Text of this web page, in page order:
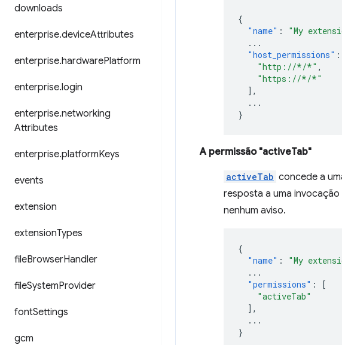
downloads
enterprise.deviceAttributes
enterprise.hardwarePlatform
enterprise.login
enterprise.networking
Attributes
enterprise.platformKeys
events
extension
extensionTypes
fileBrowserHandler
fileSystemProvider
fontSettings
gcm
{
"name" : "My
...
"host_permissions" :
"http://*/*" ,
"https://*/*"
],
...
}
A permissão "activeTab"
activeTab concede a
resposta a uma
nenhum aviso.
{
"name" : "My
...
"permissions" :
[
"activeTab"
],
...
}